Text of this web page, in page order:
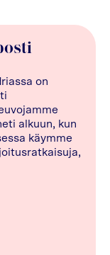
on
alkuun, kun
käymme